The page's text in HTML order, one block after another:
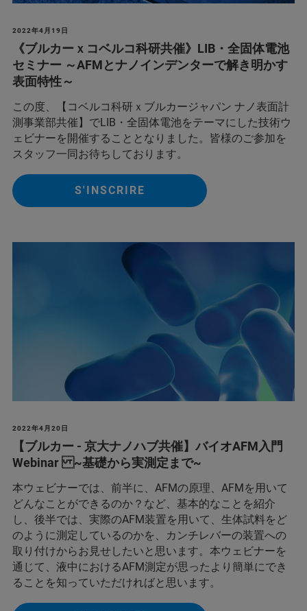
2022年4月19日
《ブルカーｘコベルコ科研共催》 LIB・全固体電池
セミナー ～AFMとナノインデンターで解き明かす
表面特性～
この度、【コベルコ科研ｘブルカージャパン ナノ表面計
測事業部共催】でLIB・全固体電池をテーマにした技術ウ
ェビナーを開催することとなりました。皆様のご参加を
スタッフ一同お待ちしております。
S'INSCRIRE
2022年4月20日
【ブルカー - 京大ナノハブ共催】バイオAFM入門
Webinar ~基礎から実測定まで~
本ウェビナーでは、前半に、AFMの原理、AFMを用いて
どんなことができるのか？など、基本的なことを紹介
し、後半では、実際のAFM装置を用いて、生体試料をど
のように測定しているのかを、カンチレバーの装置への
取り付けからお見せしたいと思います。本ウェビナーを
通じて、液中におけるAFM測定が思ったより簡単にでき
ることを知っていただければと思います。